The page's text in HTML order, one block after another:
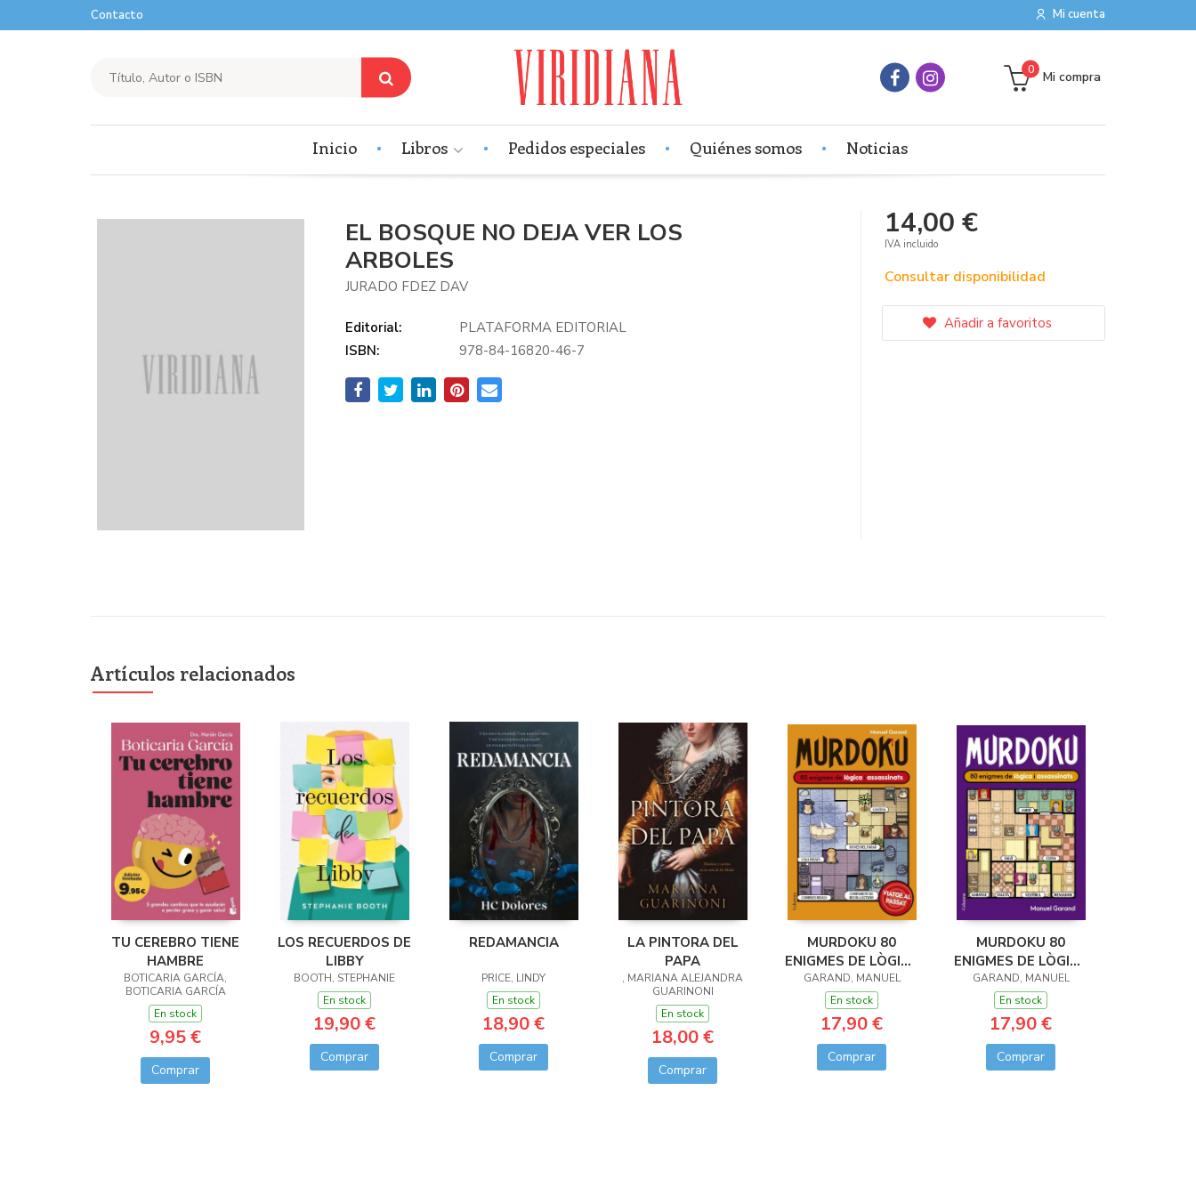
Mi cuenta
Contacto
Mi compra
0
Inicio Libros Pedidos especiales Quiénes somos Noticias
EL BOSQUE NO DEJA VER LOS
ARBOLES
JURADO FDEZ DAV
Editorial:
PLATAFORMA EDITORIAL
ISBN:
978-84-16820-46-7
14,00 €
IVA incluido
Consultar disponibilidad
Añadir a favoritos
Artículos relacionados
TU CEREBRO TIENE
HAMBRE
BOTICARIA GARCÍA,
BOTICARIA GARCÍA
En stock
9,95 €
Comprar
LOS RECUERDOS DE
LIBBY
BOOTH, STEPHANIE
En stock
19,90 €
Comprar
REDAMANCIA
PRICE, LINDY
En stock
18,90 €
Comprar
LA PINTORA DEL
PAPA
, MARIANA ALEJANDRA
GUARINONI
En stock
18,00 €
Comprar
MURDOKU 80
ENIGMES DE LÒGICA
I ASSASSINATS
GARAND, MANUEL
En stock
17,90 €
Comprar
MURDOKU 80
ENIGMES DE LÒGICA
I ASSASINATS
GARAND, MANUEL
En stock
17,90 €
Comprar